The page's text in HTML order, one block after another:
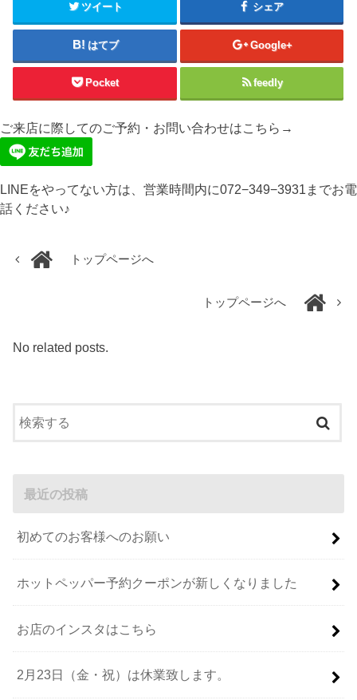
ツイート シェア
はてブ Google+
Pocket feedly
ご来店に際してのご予約・お問い合わせはこちら→
LINEをやってない方は、営業時間内に072−349−3931までお電
話ください♪
トップページへ
トップページへ
No related posts.
最近の投稿
初めてのお客様へのお願い
ホットペッパー予約クーポンが新しくなりました
お店のインスタはこちら
2月23日（金・祝）は休業致します。